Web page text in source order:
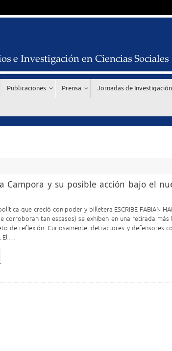
Publicaciones Prensa Jornadas de Investigación
Campora y su posible acción bajo el
que creció con poder y billetera ESCRIBE FABIAN
corroboran tan escasos) se exhiben en una retirada
de reflexión. Curiosamente, detractores y defensores
El …